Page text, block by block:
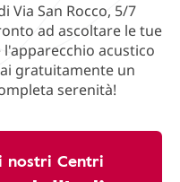
Via San Rocco, 5/7
ad ascoltare le tue
acustico
gratuitamente un
serenità!
nostri Centri